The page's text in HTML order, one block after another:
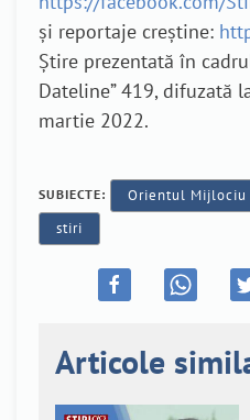
și reportaje creștine:
Știre prezentată în
Dateline” 419, difuzată
martie 2022.
SUBIECTE: Orientul Mijlociu
stiri
Articole